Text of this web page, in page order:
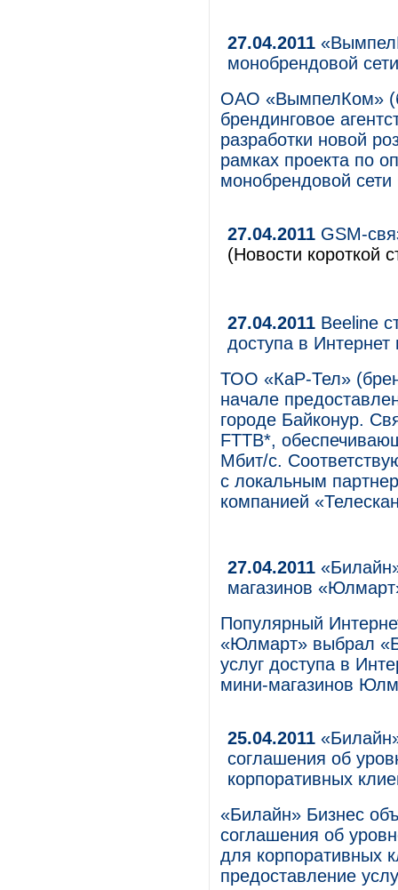
27.04.2011
монобрендовой
ОАО «ВымпелКом»
брендинговое
разработки новой
рамках проекта по
монобрендовой
27.04.2011 GSM-
(Новости короткой
27.04.2011 Beeline
доступа в Интернет
ТОО «КаР-Тел»
начале
городе Байконур.
FTTB*,
Мбит/с.
с локальным
компанией
27.04.2011
магазинов
Популярный
«Юлмарт» выбрал
услуг доступа в
мини-магазинов
25.04.2011
соглашения об
корпоративных
«Билайн» Бизнес
соглашения об
для корпоративных
предоставление